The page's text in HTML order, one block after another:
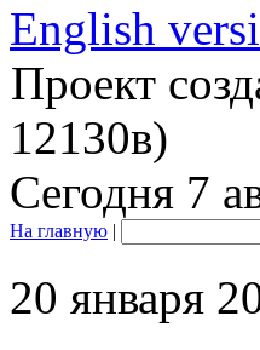
English
Проект
12130в)
Сегодня 7
На главную |
20 января